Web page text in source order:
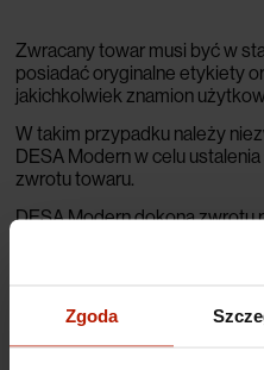
Zgoda
Zwracany towar musi być w
posiadać oryginalne etykiety
jakichkolwiek znamion
W takim przypadku należy
DESA Modern w celu
zwrotu towaru.
DESA Modern dokona zwrotu
momentu zwrotnego
żaden z nich nie będzie nosił